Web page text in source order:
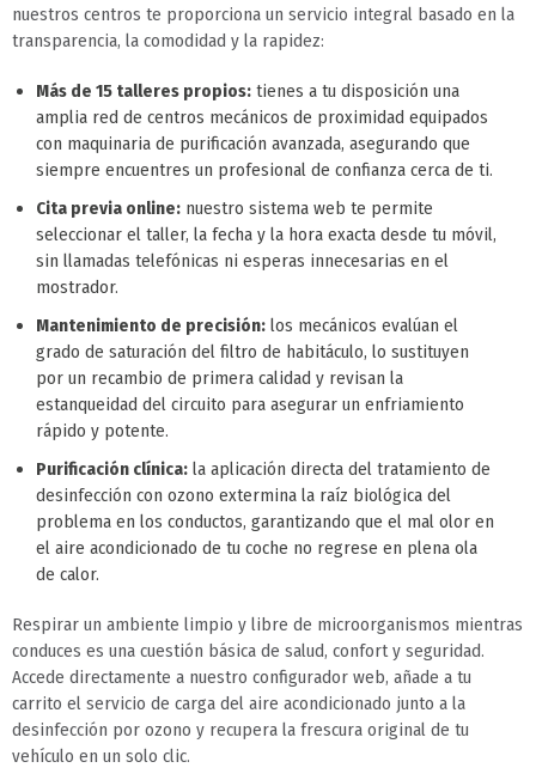
nuestros centros te proporciona un servicio integral basado en la
transparencia, la comodidad y la rapidez:
Más de 15 talleres propios: tienes a tu disposición una
amplia red de centros mecánicos de proximidad equipados
con maquinaria de purificación avanzada, asegurando que
siempre encuentres un profesional de confianza cerca de ti.
Cita previa online: nuestro sistema web te permite
seleccionar el taller, la fecha y la hora exacta desde tu móvil,
sin llamadas telefónicas ni esperas innecesarias en el
mostrador.
Mantenimiento de precisión: los mecánicos evalúan el
grado de saturación del filtro de habitáculo, lo sustituyen
por un recambio de primera calidad y revisan la
estanqueidad del circuito para asegurar un enfriamiento
rápido y potente.
Purificación clínica: la aplicación directa del tratamiento de
desinfección con ozono extermina la raíz biológica del
problema en los conductos, garantizando que el mal olor en
el aire acondicionado de tu coche no regrese en plena ola
de calor.
Respirar un ambiente limpio y libre de microorganismos mientras
conduces es una cuestión básica de salud, confort y seguridad.
Accede directamente a nuestro configurador web, añade a tu
carrito el servicio de carga del aire acondicionado junto a la
desinfección por ozono y recupera la frescura original de tu
vehículo en un solo clic.